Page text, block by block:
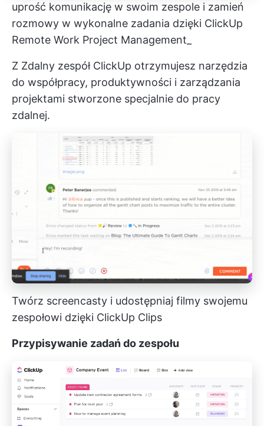
uprość komunikację w swoim zespole i zamień
rozmowy w wykonalne zadania dzięki ClickUp
Remote Work Project Management_
Z Zdalny zespół ClickUp otrzymujesz narzędzia
do współpracy, produktywności i zarządzania
projektami stworzone specjalnie do pracy
zdalnej.
Twórz screencasty i udostępniaj filmy swojemu
zespołowi dzięki ClickUp Clips
Przypisywanie zadań do zespołu